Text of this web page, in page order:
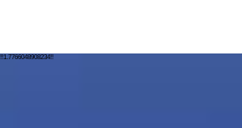
!!1.7766048908234!!